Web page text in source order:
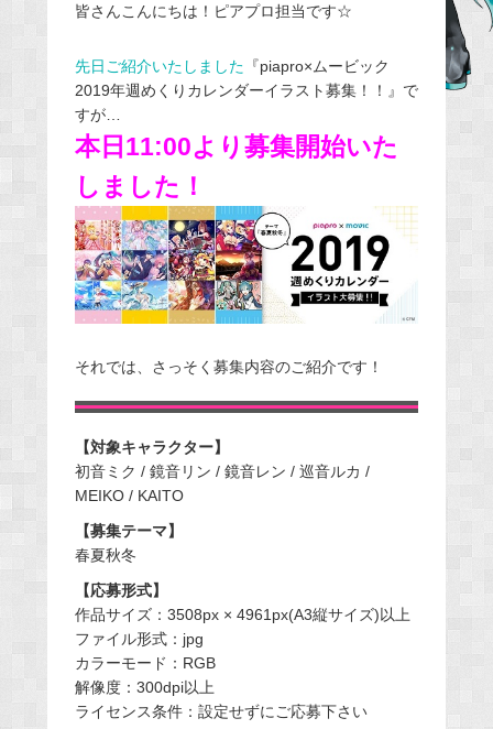
c
b
o
k
皆さんこんにちは！ピアプロ担当です☆
先日ご紹介いたしました 『piapro×ムービック
2019年週めくりカレンダーイラスト募集！！』で
すが…
本日11:00より募集開始いた
しました！
それでは、さっそく募集内容のご紹介です！
【対象キャラクター】
初音ミク / 鏡音リン / 鏡音レン / 巡音ルカ /
MEIKO / KAITO
【募集テーマ】
春夏秋冬
【応募形式】
作品サイズ：3508px × 4961px(A3縦サイズ)以上
ファイル形式：jpg
カラーモード：RGB
解像度：300dpi以上
ライセンス条件：設定せずにご応募下さい